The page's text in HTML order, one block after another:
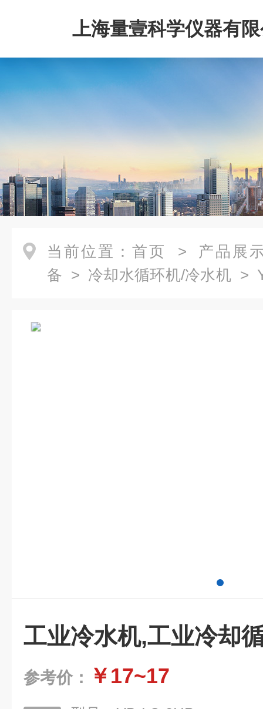
上海量壹科学仪器有
当前位置： 首页 > 产品展
备 > 冷却水循环机/冷水机 >
工业冷水机,工业冷却
参考价： ￥17~17